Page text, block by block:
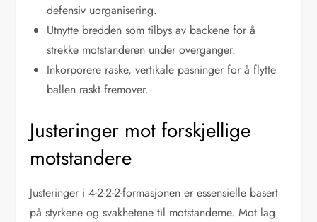
defensiv uorganisering.
Utnytte bredden som tilbys av backene for å
strekke motstanderen under overganger.
Inkorporere raske, vertikale pasninger for å flytte
ballen raskt fremover.
Justeringer mot forskjellige
motstandere
Justeringer i 4-2-2-2-formasjonen er essensielle basert
på styrkene og svakhetene til motstanderne. Mot lag